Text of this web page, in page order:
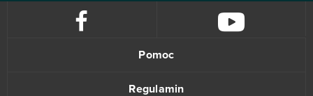
Pomoc
Regulamin